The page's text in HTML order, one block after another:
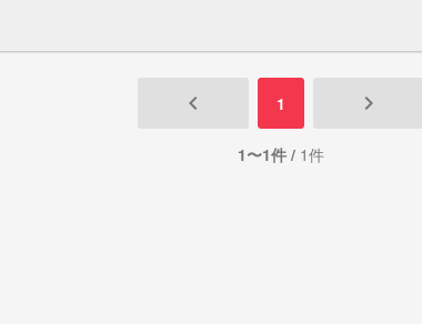
keyboard_arrow_left 1 keyboard_arrow_right
1〜1件 / 1件